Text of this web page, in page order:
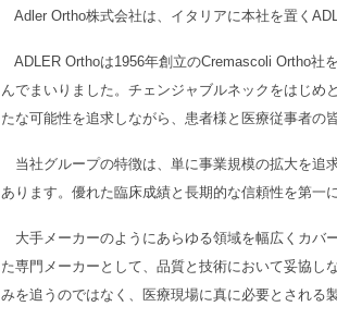
Adler Ortho株式会社は、イタリアに本社を置く
ADLER Orthoは1956年創立のCremascoli Ortho社
んでまいりました。チェンジャブルネックをはじ
たな可能性を追求しながら、患者様と医療従事者
当社グループの特徴は、単に事業規模の拡大を追
あります。優れた臨床成績と長期的な信頼性を第一
大手メーカーのようにあらゆる領域を幅広くカバ
た専門メーカーとして、品質と技術において妥協
みを追うのではなく、医療現場に真に必要とされる